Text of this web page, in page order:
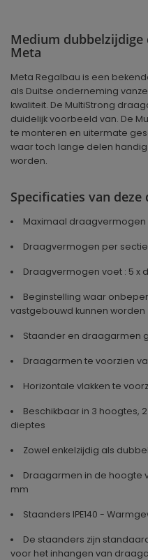
Medium
Meta
Meta Regalbau is een
als Duitse onderneming
kwaliteit. De MultiStrong
duidelijk voorbeeld van. De
te monteren en uitermate
waar toch lange delen
worden.
Specificaties van
Maximaal draagvermogen
Draagvermogen per sectie
Draagvermogen voet : 5 x
Beginstelling waar
vastgebouwd kunnen worden
Staander en draagarmen
Draagarmen te voorzien
Horizontale vlakken te
Beschikbaar in 3 hoogtes,
dieptes
Zowel enkelzijdig als
Draagarmen in de hoogte
mm
Staanders IPE140 -
De staanders zijn
voor het inhangen van